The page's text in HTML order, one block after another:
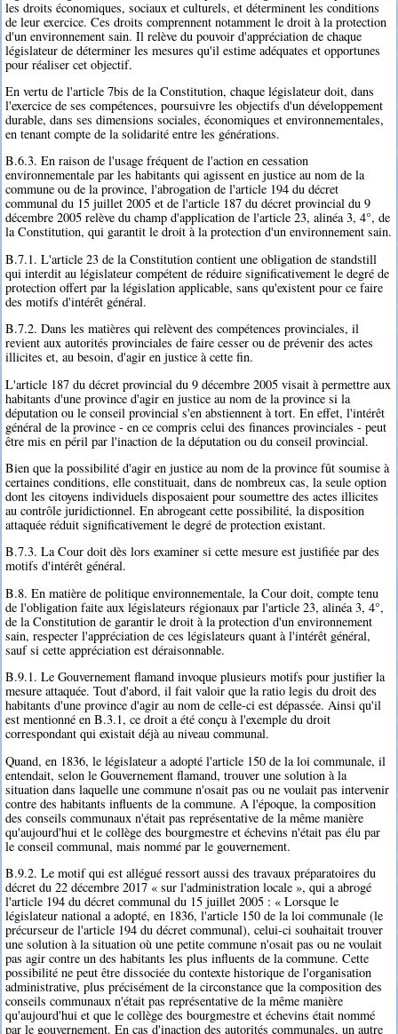
les droits économiques, sociaux et culturels, et déterminent les conditions
de leur exercice. Ces droits comprennent notamment le droit à la protection
d'un environnement sain. Il relève du pouvoir d'appréciation de chaque
législateur de déterminer les mesures qu'il estime adéquates et opportunes
pour réaliser cet objectif.
En vertu de l'article 7bis de la Constitution, chaque législateur doit, dans
l'exercice de ses compétences, poursuivre les objectifs d'un développement
durable, dans ses dimensions sociales, économiques et environnementales,
en tenant compte de la solidarité entre les générations.
B.6.3. En raison de l'usage fréquent de l'action en cessation
environnementale par les habitants qui agissent en justice au nom de la
commune ou de la province, l'abrogation de l'article 194 du décret
communal du 15 juillet 2005 et de l'article 187 du décret provincial du 9
décembre 2005 relève du champ d'application de l'article 23, alinéa 3, 4°, de
la Constitution, qui garantit le droit à la protection d'un environnement sain.
B.7.1. L'article 23 de la Constitution contient une obligation de standstill
qui interdit au législateur compétent de réduire significativement le degré de
protection offert par la législation applicable, sans qu'existent pour ce faire
des motifs d'intérêt général.
B.7.2. Dans les matières qui relèvent des compétences provinciales, il
revient aux autorités provinciales de faire cesser ou de prévenir des actes
illicites et, au besoin, d'agir en justice à cette fin.
L'article 187 du décret provincial du 9 décembre 2005 visait à permettre aux
habitants d'une province d'agir en justice au nom de la province si la
députation ou le conseil provincial s'en abstiennent à tort. En effet, l'intérêt
général de la province - en ce compris celui des finances provinciales - peut
être mis en péril par l'inaction de la députation ou du conseil provincial.
Bien que la possibilité d'agir en justice au nom de la province fût soumise à
certaines conditions, elle constituait, dans de nombreux cas, la seule option
dont les citoyens individuels disposaient pour soumettre des actes illicites
au contrôle juridictionnel. En abrogeant cette possibilité, la disposition
attaquée réduit significativement le degré de protection existant.
B.7.3. La Cour doit dès lors examiner si cette mesure est justifiée par des
motifs d'intérêt général.
B.8. En matière de politique environnementale, la Cour doit, compte tenu
de l'obligation faite aux législateurs régionaux par l'article 23, alinéa 3, 4°,
de la Constitution de garantir le droit à la protection d'un environnement
sain, respecter l'appréciation de ces législateurs quant à l'intérêt général,
sauf si cette appréciation est déraisonnable.
B.9.1. Le Gouvernement flamand invoque plusieurs motifs pour justifier la
mesure attaquée. Tout d'abord, il fait valoir que la ratio legis du droit des
habitants d'une province d'agir au nom de celle-ci est dépassée. Ainsi qu'il
est mentionné en B.3.1, ce droit a été conçu à l'exemple du droit
correspondant qui existait déjà au niveau communal.
Quand, en 1836, le législateur a adopté l'article 150 de la loi communale, il
entendait, selon le Gouvernement flamand, trouver une solution à la
situation dans laquelle une commune n'osait pas ou ne voulait pas intervenir
contre des habitants influents de la commune. A l'époque, la composition
des conseils communaux n'était pas représentative de la même manière
qu'aujourd'hui et le collège des bourgmestre et échevins n'était pas élu par
le conseil communal, mais nommé par le gouvernement.
B.9.2. Le motif qui est allégué ressort aussi des travaux préparatoires du
décret du 22 décembre 2017 « sur l'administration locale », qui a abrogé
l'article 194 du décret communal du 15 juillet 2005 : « Lorsque le
législateur national a adopté, en 1836, l'article 150 de la loi communale (le
précurseur de l'article 194 du décret communal), celui-ci souhaitait trouver
une solution à la situation où une petite commune n'osait pas ou ne voulait
pas agir contre un des habitants les plus influents de la commune. Cette
possibilité ne peut être dissociée du contexte historique de l'organisation
administrative, plus précisément de la circonstance que la composition des
conseils communaux n'était pas représentative de la même manière
qu'aujourd'hui et que le collège des bourgmestre et échevins était nommé
par le gouvernement. En cas d'inaction des autorités communales, un autre